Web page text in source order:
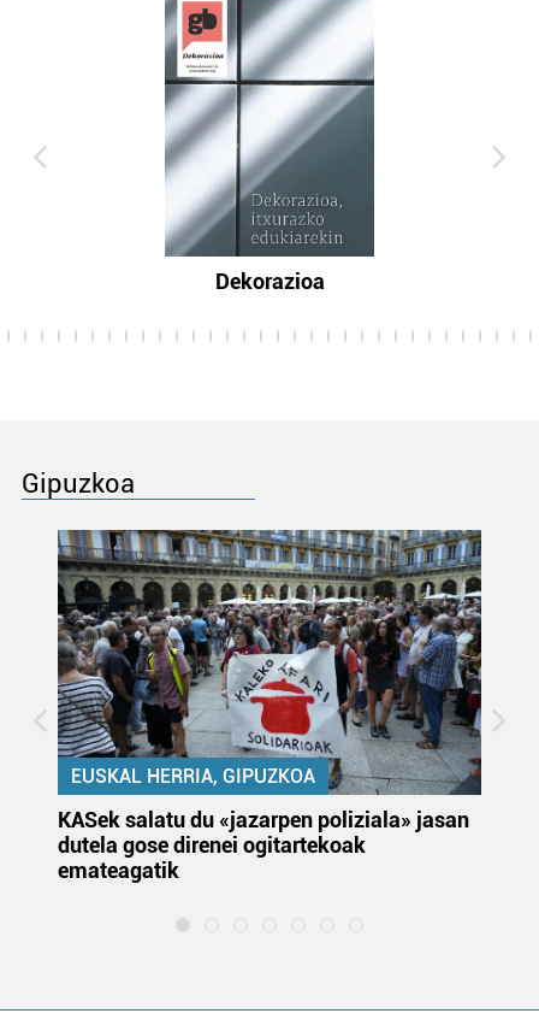
Dekorazioa
Gipuzkoa
EUSKAL HERRIA, GIPUZKOA
KASek salatu du «jazarpen poliziala» jasan
dutela gose direnei ogitartekoak
emateagatik